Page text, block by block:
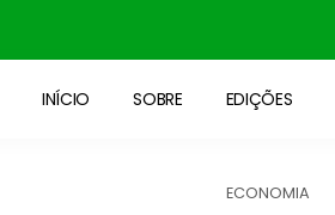
INÍCIO SOBRE EDIÇÕES
ECONOMIA